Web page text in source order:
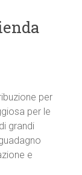
per
per le
grandi
e